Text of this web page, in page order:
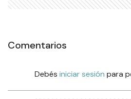
Comentarios
Debés iniciar sesión para